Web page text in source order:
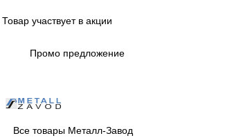
Товар участвует в акции
Промо предложение
Все товары Металл-Завод